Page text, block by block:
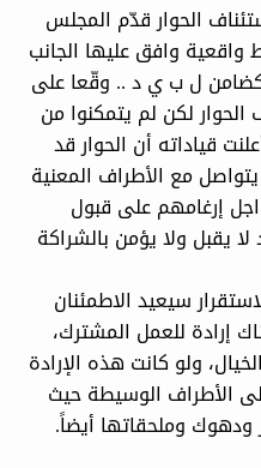
الحوار قدّم المجلس
وافق عليها الجانب
ل ب ي د .. وقّعا على
لكن لم يتمكنوا من
قياداته أن الحوار قد
مع الأطراف المعنية
إرغامهم على قبول
يقبل ولا يؤمن بالشراكة
سيعيد الاطمئنان
إرادة للعمل المشترك،
ولو كانت هذه الإرادة
الأطراف الوسيطة حيث
ودهوك وملحقاتها أيضاً.